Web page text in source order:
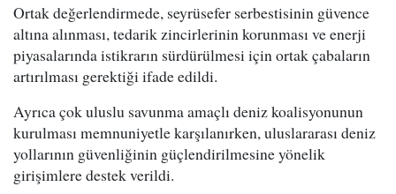
Ortak değerlendirmede, seyrüsefer serbestisinin güvence
altına alınması, tedarik zincirlerinin korunması ve enerji
piyasalarında istikrarın sürdürülmesi için ortak çabaların
artırılması gerektiği ifade edildi.
Ayrıca çok uluslu savunma amaçlı deniz koalisyonunun
kurulması memnuniyetle karşılanırken, uluslararası deniz
yollarının güvenliğinin güçlendirilmesine yönelik
girişimlere destek verildi.